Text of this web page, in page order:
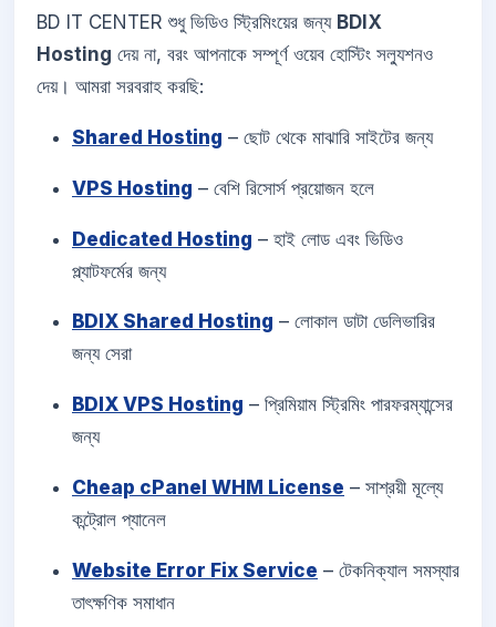
BD IT CENTER শুধু ভিডিও স্ট্রিমিংয়ের জন্য BDIX
Hosting দেয় না, বরং আপনাকে সম্পূর্ণ ওয়েব হোস্টিং সল্যুশনও
দেয়। আমরা সরবরাহ করছি:
Shared Hosting – ছোট থেকে মাঝারি সাইটের জন্য
VPS Hosting – বেশি রিসোর্স প্রয়োজন হলে
Dedicated Hosting – হাই লোড এবং ভিডিও
প্ল্যাটফর্মের জন্য
BDIX Shared Hosting – লোকাল ডাটা ডেলিভারির
জন্য সেরা
BDIX VPS Hosting – প্রিমিয়াম স্ট্রিমিং পারফরম্যান্সের
জন্য
Cheap cPanel WHM License – সাশ্রয়ী মূল্যে
কন্ট্রোল প্যানেল
Website Error Fix Service – টেকনিক্যাল সমস্যার
তাৎক্ষণিক সমাধান